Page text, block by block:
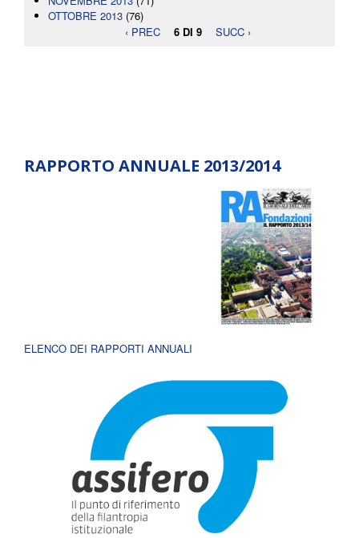
OTTOBRE 2013 (76)
‹ PREC
6 DI 9 SUCC ›
RAPPORTO ANNUALE 2013/2014
ELENCO DEI RAPPORTI ANNUALI